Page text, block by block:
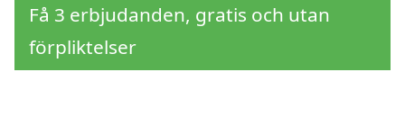
Få 3 erbjudanden, gratis och utan
förpliktelser